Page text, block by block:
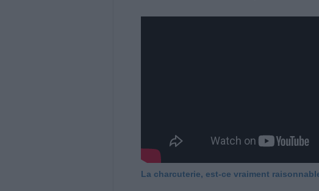
La charcuterie, est-ce vraiment